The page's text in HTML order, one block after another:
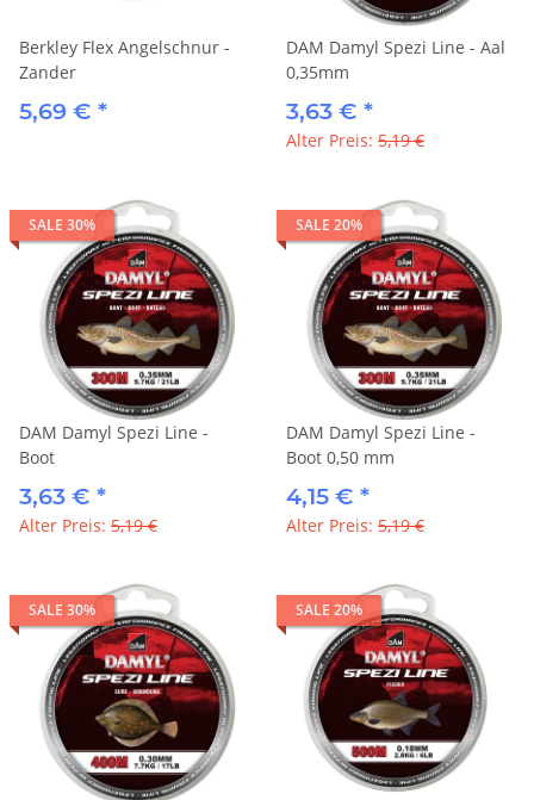
Berkley Flex Angelschnur -
Zander
5,69 € *
DAM Damyl Spezi Line - Aal
0,35mm
3,63 € *
Alter Preis: 5,19 €
SALE 30%
DAM Damyl Spezi Line -
Boot
3,63 € *
Alter Preis: 5,19 €
SALE 20%
DAM Damyl Spezi Line -
Boot 0,50 mm
4,15 € *
Alter Preis: 5,19 €
SALE 30% SALE 20%